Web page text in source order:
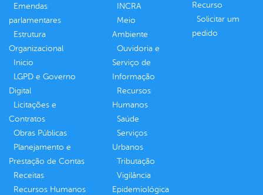
Emendas
parlamentares
Estrutura
Organizacional
Inicio
LGPD e Governo
Digital
Licitações e
Contratos
Obras Públicas
Planejamento e
Prestação de Contas
Receitas
Recursos Humanos
INCRA
Meio
Ambiente
Ouvidoria e
Serviço de
Informação
Recursos
Humanos
Saúde
Serviços
Urbanos
Tributação
Vigilância
Epidemiológica
Recurso
Solicitar um
pedido